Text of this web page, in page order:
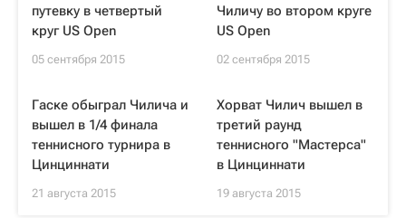
путевку в четвертый
круг US Open
05 сентября 2015
Чиличу во втором круге
US Open
02 сентября 2015
Гаске обыграл Чилича и
вышел в 1/4 финала
теннисного турнира в
Цинциннати
21 августа 2015
Хорват Чилич вышел в
третий раунд
теннисного "Мастерса"
в Цинциннати
19 августа 2015